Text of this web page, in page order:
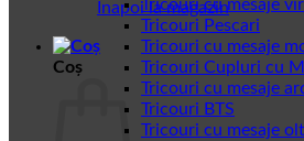
Înapoi la magazin
Coș
Tricouri cu mesaje
Tricouri Pescari
Tricouri cu mesaje
Tricouri Cupluri cu
Tricouri cu mesaje
Tricouri BTS
Tricouri cu mesaje